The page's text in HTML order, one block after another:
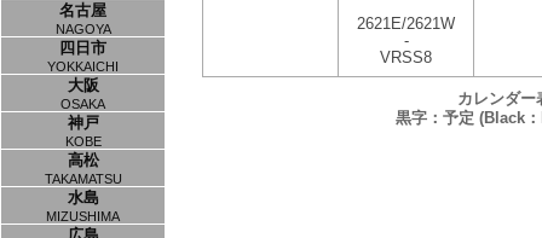
名古屋
NAGOYA
四日市
YOKKAICHI
大阪
OSAKA
神戸
KOBE
高松
TAKAMATSU
水島
MIZUSHIMA
2621E/2621W
-
VRSS8
カレンダー
黒字：予定 (Black